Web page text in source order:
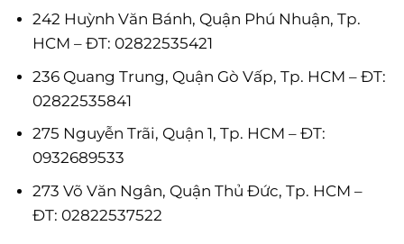
242 Huỳnh Văn Bánh, Quận Phú Nhuận, Tp.
HCM – ĐT: 02822535421
236 Quang Trung, Quận Gò Vấp, Tp. HCM – ĐT:
02822535841
275 Nguyễn Trãi, Quận 1, Tp. HCM – ĐT:
0932689533
273 Võ Văn Ngân, Quận Thủ Đức, Tp. HCM –
ĐT: 02822537522